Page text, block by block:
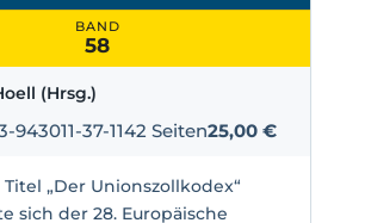
BAND
58
(Hrsg.)
943011-37-1142 Seiten25,00 €
„Der Unionszollkodex“
sich der 28. Europäische